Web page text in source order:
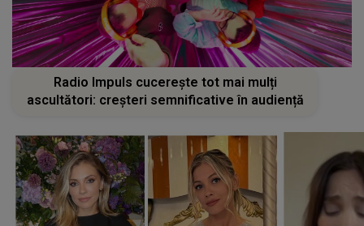
Radio Impuls cucerește tot mai mulți
ascultători: creșteri semnificative în audiență